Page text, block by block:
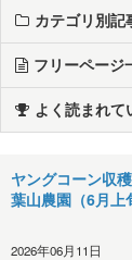
カテゴリ別記
フリーページ
よく読まれて
ヤングコーン収
葉山農園（6月上
2026年06月11日